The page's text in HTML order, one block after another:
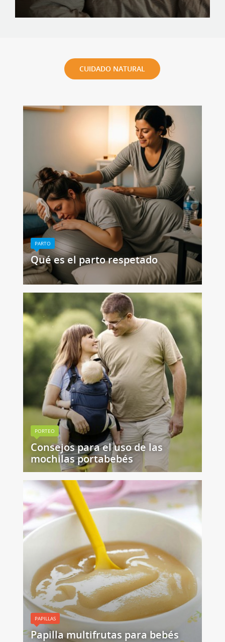
CUIDADO NATURAL
PARTO
Qué es el parto respetado
PORTEO
Consejos para el uso de las
mochilas portabebés
PAPILLAS
Papilla multifrutas para bebés